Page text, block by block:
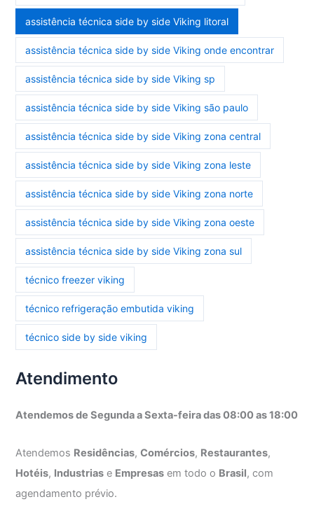
assistência técnica side by side Viking litoral
assistência técnica side by side Viking onde encontrar
assistência técnica side by side Viking sp
assistência técnica side by side Viking são paulo
assistência técnica side by side Viking zona central
assistência técnica side by side Viking zona leste
assistência técnica side by side Viking zona norte
assistência técnica side by side Viking zona oeste
assistência técnica side by side Viking zona sul
técnico freezer viking
técnico refrigeração embutida viking
técnico side by side viking
Atendimento
Atendemos de Segunda a Sexta-feira das 08:00 as 18:00
Atendemos Residências,Comércios, Restaurantes,
Hotéis, Industrias e Empresas em todo o Brasil, com
agendamento prévio.